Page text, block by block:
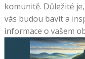
komunitě. Důležité
vás budou bavit a
informace o vašem